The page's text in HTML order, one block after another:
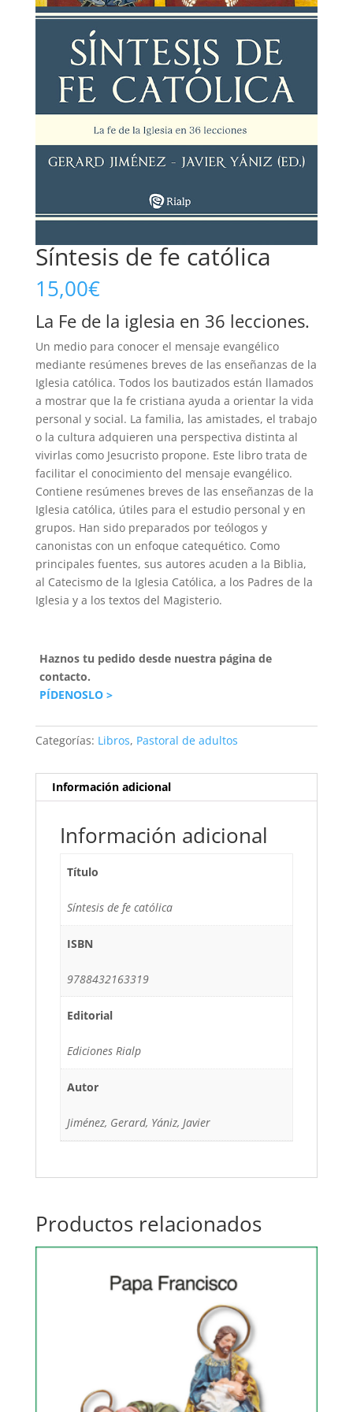
Síntesis de fe católica
15,00€
La Fe de la iglesia en 36 lecciones.
Un medio para conocer el mensaje evangélico
mediante resúmenes breves de las enseñanzas de la
Iglesia católica. Todos los bautizados están llamados
a mostrar que la fe cristiana ayuda a orientar la vida
personal y social. La familia, las amistades, el trabajo
o la cultura adquieren una perspectiva distinta al
vivirlas como Jesucristo propone. Este libro trata de
facilitar el conocimiento del mensaje evangélico.
Contiene resúmenes breves de las enseñanzas de la
Iglesia católica, útiles para el estudio personal y en
grupos. Han sido preparados por teólogos y
canonistas con un enfoque catequético. Como
principales fuentes, sus autores acuden a la Biblia,
al Catecismo de la Iglesia Católica, a los Padres de la
Iglesia y a los textos del Magisterio.
Haznos tu pedido desde nuestra página de
contacto.
PÍDENOSLO >
Categorías: Libros, Pastoral de adultos
Información adicional
Información adicional
Título
Síntesis de fe católica
ISBN
9788432163319
Editorial
Ediciones Rialp
Autor
Jiménez, Gerard, Yániz, Javier
Productos relacionados